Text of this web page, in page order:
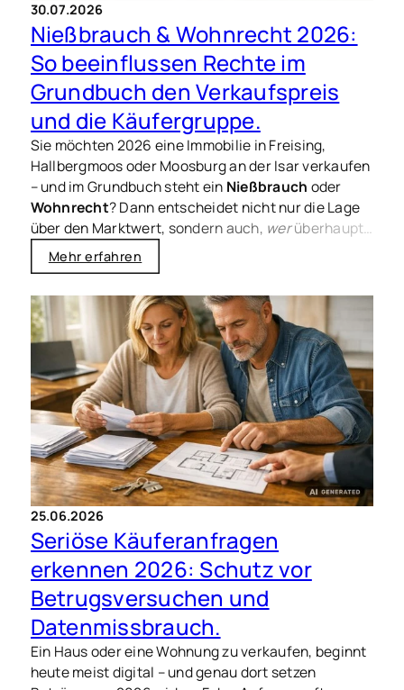
30.07.2026
Nießbrauch & Wohnrecht 2026:
So beeinflussen Rechte im
Grundbuch den Verkaufspreis
und die Käufergruppe.
Sie möchten 2026 eine Immobilie in Freising,
Hallbergmoos oder Moosburg an der Isar verkaufen
– und im Grundbuch steht ein Nießbrauch oder
Wohnrecht? Dann entscheidet nicht nur die Lage
über den Marktwert, sondern auch, werüberhaupt
kaufen kann und zu welchem Preis realistisch
verhandelt wird. Genau hier passieren in der Praxis
die meisten Missverständnisse: zwischen
gefühltem Wert und dem, was Käufer, Banken und
Gutachter tatsächlich ansetzen.
Mehr erfahren
25.06.2026
Seriöse Käuferanfragen
erkennen 2026: Schutz vor
Betrugsversuchen und
Datenmissbrauch.
Ein Haus oder eine Wohnung zu verkaufen, beginnt
heute meist digital – und genau dort setzen